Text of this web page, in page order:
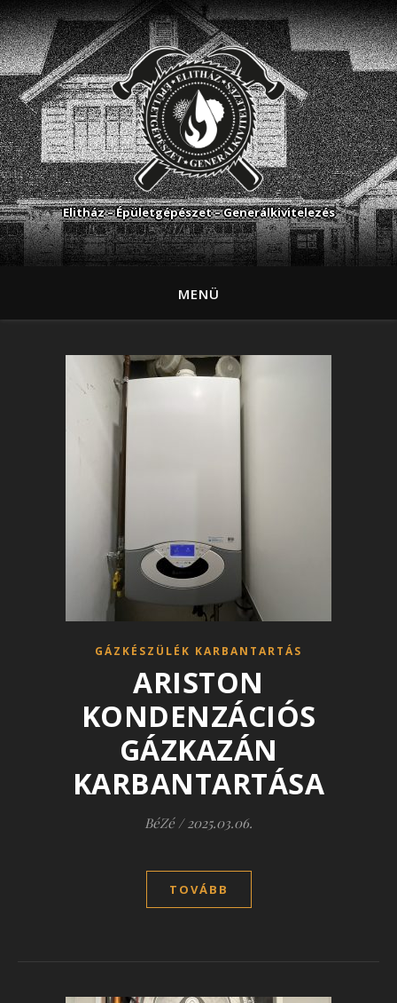
Elitház – Épületgépészet – Generálkivitelezés
MENÜ
GÁZKÉSZÜLÉK KARBANTARTÁS
ARISTON
KONDENZÁCIÓS
GÁZKAZÁN
KARBANTARTÁSA
BéZé / 2025.03.06.
TOVÁBB